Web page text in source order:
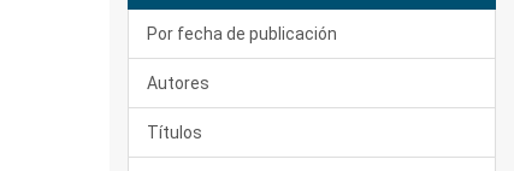
Por fecha de publicación
Autores
Títulos